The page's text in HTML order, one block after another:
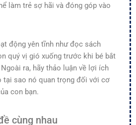
làm trẻ sợ hãi và đóng góp vào
động yên tĩnh như đọc sách
quý vị gió xuống trước khi bé bắt
ra, hãy thảo luận về lợi ích
tại sao nó quan trọng đối với cơ
con bạn.
cùng nhau